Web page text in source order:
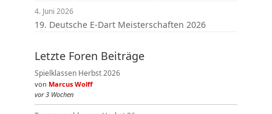
19. Deutsche E-Dart Meisterschaften 2026
4. Juni 2026
Letzte Foren Beiträge
Spielklassen Herbst 2026
von Marcus Wolff
vor 3 Wochen